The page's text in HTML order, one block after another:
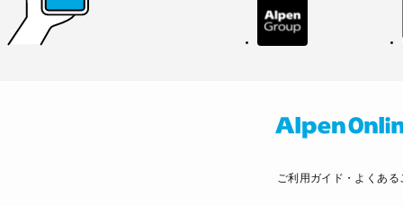
ご利用ガイド・よくある